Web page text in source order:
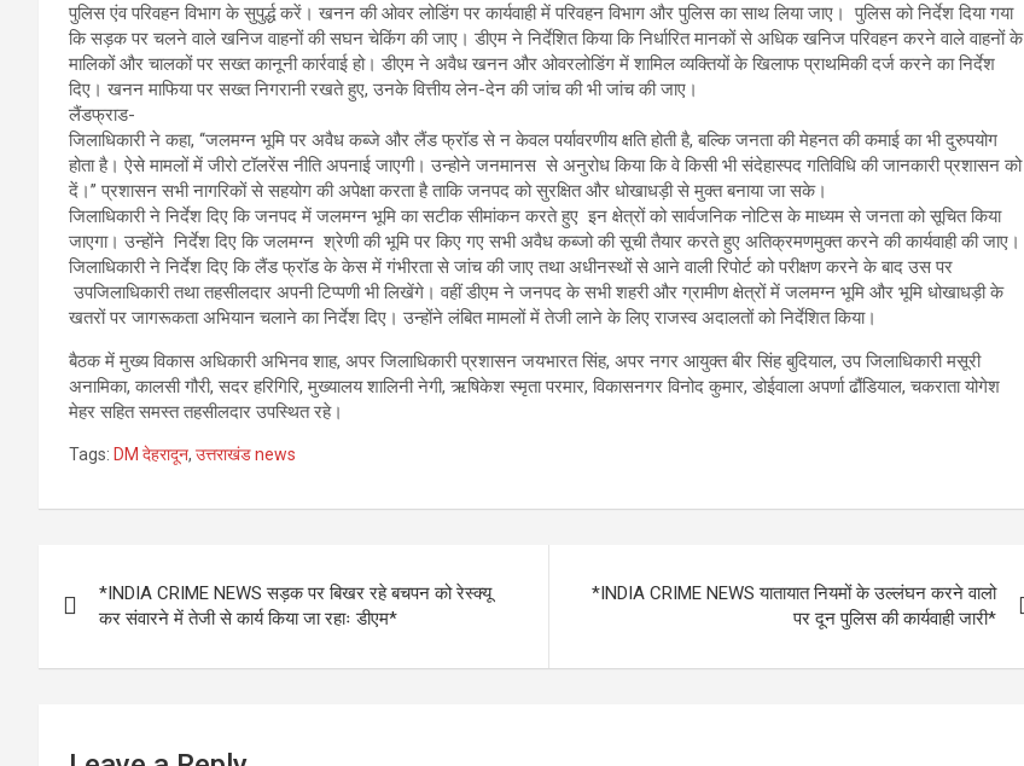
पुलिस एंव परिवहन विभाग के सुपुर्द्ध करें। खनन की ओवर लोडिंग पर कार्यवाही में परिवहन विभाग और पुलिस का साथ लिया जाए। पुलिस को निर्देश दिया गया
कि सड़क पर चलने वाले खनिज वाहनों की सघन चेकिंग की जाए। डीएम ने निर्देशित किया कि निर्धारित मानकों से अधिक खनिज परिवहन करने वाले वाहनों के
मालिकों और चालकों पर सख्त कानूनी कार्रवाई हो। डीएम ने अवैध खनन और ओवरलोडिंग में शामिल व्यक्तियों के खिलाफ प्राथमिकी दर्ज करने का निर्देश
दिए। खनन माफिया पर सख्त निगरानी रखते हुए, उनके वित्तीय लेन-देन की जांच की भी जांच की जाए।
लैंडफ्राड-
जिलाधिकारी ने कहा, ‘‘जलमग्न भूमि पर अवैध कब्जे और लैंड फ्रॉड से न केवल पर्यावरणीय क्षति होती है, बल्कि जनता की मेहनत की कमाई का भी दुरुपयोग
होता है। ऐसे मामलों में जीरो टॉलरेंस नीति अपनाई जाएगी। उन्होने जनमानस से अनुरोध किया कि वे किसी भी संदेहास्पद गतिविधि की जानकारी प्रशासन को
दें।’’ प्रशासन सभी नागरिकों से सहयोग की अपेक्षा करता है ताकि जनपद को सुरक्षित और धोखाधड़ी से मुक्त बनाया जा सके।
जिलाधिकारी ने निर्देश दिए कि जनपद में जलमग्न भूमि का सटीक सीमांकन करते हुए इन क्षेत्रों को सार्वजनिक नोटिस के माध्यम से जनता को सूचित किया
जाएगा। उन्होंने निर्देश दिए कि जलमग्न श्रेणी की भूमि पर किए गए सभी अवैध कब्जो की सूची तैयार करते हुए अतिक्रमणमुक्त करने की कार्यवाही की जाए।
जिलाधिकारी ने निर्देश दिए कि लैंड फ्रॉड के केस में गंभीरता से जांच की जाए तथा अधीनस्थों से आने वाली रिपोर्ट को परीक्षण करने के बाद उस पर
उपजिलाधिकारी तथा तहसीलदार अपनी टिप्पणी भी लिखेंगे। वहीं डीएम ने जनपद के सभी शहरी और ग्रामीण क्षेत्रों में जलमग्न भूमि और भूमि धोखाधड़ी के
खतरों पर जागरूकता अभियान चलाने का निर्देश दिए। उन्होंने लंबित मामलों में तेजी लाने के लिए राजस्व अदालतों को निर्देशित किया।
बैठक में मुख्य विकास अधिकारी अभिनव शाह, अपर जिलाधिकारी प्रशासन जयभारत सिंह, अपर नगर आयुक्त बीर सिंह बुदियाल, उप जिलाधिकारी मसूरी
अनामिका, कालसी गौरी, सदर हरिगिरि, मुख्यालय शालिनी नेगी, ऋषिकेश स्मृता परमार, विकासनगर विनोद कुमार, डोईवाला अपर्णा ढौंडियाल, चकराता योगेश
मेहर सहित समस्त तहसीलदार उपस्थित रहे।
Tags: DM देहरादून, उत्तराखंड news
navigation
*INDIA CRIME NEWS सड़क पर बिखर रहे बचपन को रेस्क्यू
कर संवारने में तेजी से कार्य किया जा रहाः डीएम*
*INDIA CRIME NEWS यातायात नियमों के उल्लंघन करने वालो
पर दून पुलिस की कार्यवाही जारी*